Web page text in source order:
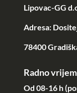
Lipovac-GG
Adresa:
78400
Radno
Od 08-16 h